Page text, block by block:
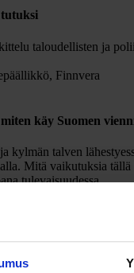
taloudellisten ja
Finnvera
käy Suomen
kylmän talven
Mitä vaikutuksia
tulevaisuudessa.
Heidi